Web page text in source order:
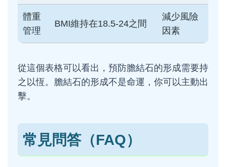
體重
管理
BMI維持在18.5-24之間
減少風險
因素
從這個表格可以看出，預防膽結石的形成需要持
之以恆。膽結石的形成不是命運，你可以主動出
擊。
常見問答（FAQ）